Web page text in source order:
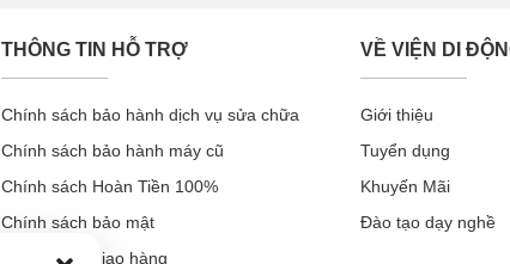
THÔNG TIN HỖ TRỢ
Chính sách bảo hành dịch vụ sửa chữa
Chính sách bảo hành máy cũ
Chính sách Hoàn Tiền 100%
Chính sách bảo mật
Chính sách giao hàng
VỀ VIỆN DI
Giới thiệu
Tuyển dụng
Khuyến Mãi
Đào tạo dạy nghề